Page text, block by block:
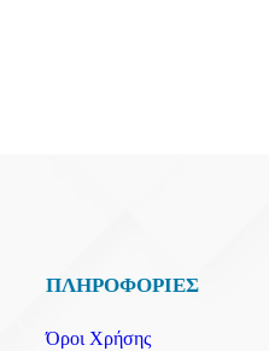
ΠΛΗΡΟΦΟΡΙΕΣ
Όροι Χρήσης